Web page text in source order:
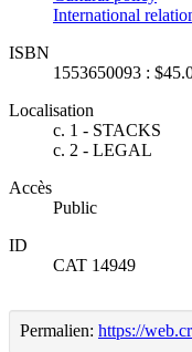
International
ISBN
1553650093 :
Localisation
c. 1 - STACKS
c. 2 - LEGAL
Accès
Public
ID
CAT 14949
Permalien: https://